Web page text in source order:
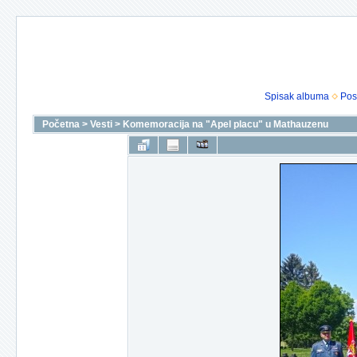
Spisak albuma
Početna > Vesti > Komemoracija na "Apel placu" u Mathauzenu